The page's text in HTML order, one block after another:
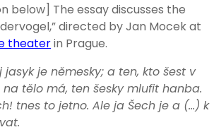
below] The essay discusses the
directed by Jan Mocek at
theaterin Prague.
jasyk je němesky; a ten, kto šest v
tělo má, ten šesky mlufit hanba.
tnes to jetno. Ale ja Šech je a (…) k